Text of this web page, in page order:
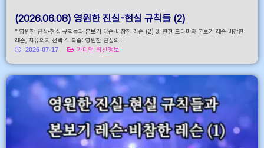
(2026.06.08) 영원한 진실-현실 규칙들 (2)
* 영원한 진실-현실 규칙들과 본보기 레슨·비참한 레슨 (2) 3. 현현 드라마와 본보기 레슨·비참한
레슨, 자유의지 선택 4. 복습: 영원한 진실의...
2026-07-17
가디언 최신정보